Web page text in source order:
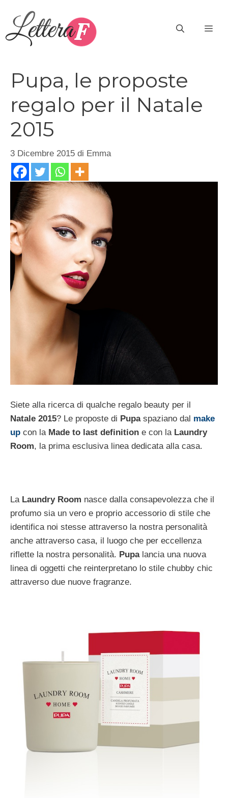
contenuto
Pupa, le proposte
regalo per il Natale
2015
3 Dicembre 2015 di Emma
Siete alla ricerca di qualche regalo beauty per il
Natale 2015? Le proposte di Pupaspaziano dal make
up con la Made to last definition e con la Laundry
Room, la prima esclusiva linea dedicata alla casa.
La Laundry Room nasce dalla consapevolezza che il
profumo sia un vero e proprio accessorio di stile che
identifica noi stesse attraverso la nostra personalità
anche attraverso casa, il luogo che per eccellenza
riflette la nostra personalità. Pupalancia una nuova
linea di oggetti che reinterpretano lo stile chubby chic
attraverso due nuove fragranze.